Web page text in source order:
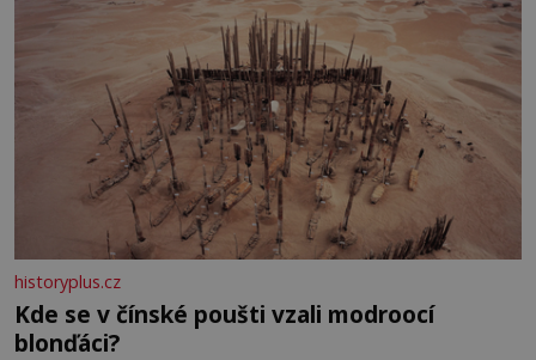
historyplus.cz
Kde se v čínské poušti vzali modroocí
blonďáci?